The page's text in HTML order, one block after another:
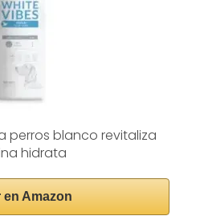
perros blanco revitaliza
hidrata
en Amazon